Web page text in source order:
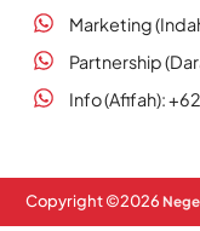
Marketing
Partnership
Info (Afifah):
Copyright ©2026